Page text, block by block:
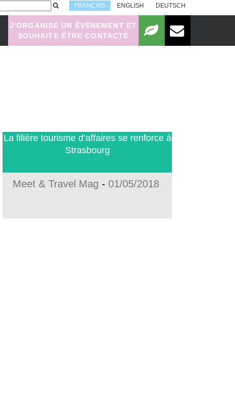
FRANÇAIS ENGLISH DEUTSCH
J'ORGANISE UN ÉVÈNEMENT ET
SOUHAITE ÊTRE CONTACTÉ
La filière tourisme d’affaires se renforce à
Strasbourg
Meet & Travel Mag - 01/05/2018